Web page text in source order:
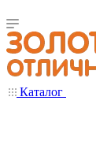
Каталог